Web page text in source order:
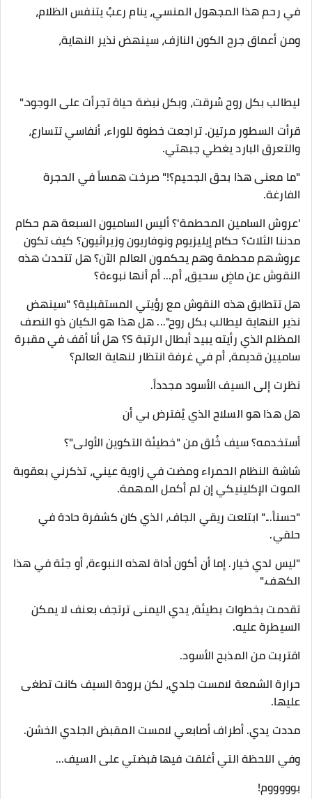
في رحم هذا المجهول المنسي، ينام رعبٌ يتنفس الظلام،
ومن أعماق جرح الكون النازف، سينهض نذير النهاية،
ليطالب بكل روح سُرقت، وبكل نبضة حياة تجرأت على الوجود."
​قرأت السطور مرتين. تراجعت خطوة للوراء، أنفاسي تتسارع،
والتعرق البارد يغطي جبهتي.
​"ما معنى هذا بحق الجحيم؟!" صرخت همساً في الحجرة
الفارغة.
​'عروش السامين المحطمة'؟ أليس الساميون السبعة هم حكام
مدننا الثلاث؟ حكام إيليزيوم ونوفاريون وزيراثيون؟ كيف تكون
عروشهم محطمة وهم يحكمون العالم الآن؟ هل تتحدث هذه
النقوش عن ماضٍ سحيق، أم... أم أنها نبوءة؟
​هل تتطابق هذه النقوش مع رؤيتي المستقبلية؟ "سينهض
نذير النهاية ليطالب بكل روح"... هل هذا هو الكيان ذو النصف
المظلم الذي رأيته يبيد أبطال الرتبة S؟ هل أنا أقف في مقبرة
ساميين قديمة، أم في غرفة انتظار لنهاية العالم؟
​نظرت إلى السيف الأسود مجدداً.
​هل هذا هو السلاح الذي يُفترض بي أن
أستخدمه؟ سيف خُلق من "خطيئة التكوين الأولى"؟
​شاشة النظام الحمراء ومضت في زاوية عيني، تذكرني بعقوبة
الموت الإكلينيكي إن لم أكمل المهمة.
​"حسناً..." ابتلعت ريقي الجاف، الذي كان كشفرة حادة في
حلقي.
"ليس لدي خيار. إما أن أكون أداة لهذه النبوءة، أو جثة في هذا
الكهف."
​تقدمت بخطوات بطيئة، يدي اليمنى ترتجف بعنف لا يمكن
السيطرة عليه.
اقتربت من المذبح الأسود.
حرارة الشمعة لامست جلدي، لكن برودة السيف كانت تطغى
عليها.
​مددت يدي. أطراف أصابعي لامست المقبض الجلدي الخشن.
​وفي اللحظة التي أغلقت فيها قبضتي على السيف...
​بوووووم!